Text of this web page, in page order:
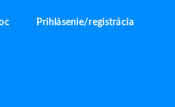
Prihlásenie/registrácia